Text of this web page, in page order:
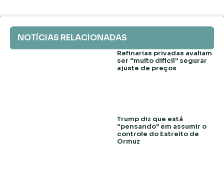
NOTÍCIAS RELACIONADAS
Refinarias privadas avaliam
ser “muito difícil” segurar
ajuste de preços
Trump diz que está
“pensando” em assumir o
controle do Estreito de
Ormuz